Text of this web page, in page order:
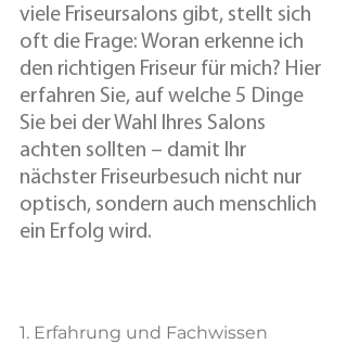
viele Friseursalons gibt, stellt sich
oft die Frage: Woran erkenne ich
den richtigen Friseur für mich? Hier
erfahren Sie, auf welche 5 Dinge
Sie bei der Wahl Ihres Salons
achten sollten – damit Ihr
nächster Friseurbesuch nicht nur
optisch, sondern auch menschlich
ein Erfolg wird.
1. Erfahrung und Fachwissen